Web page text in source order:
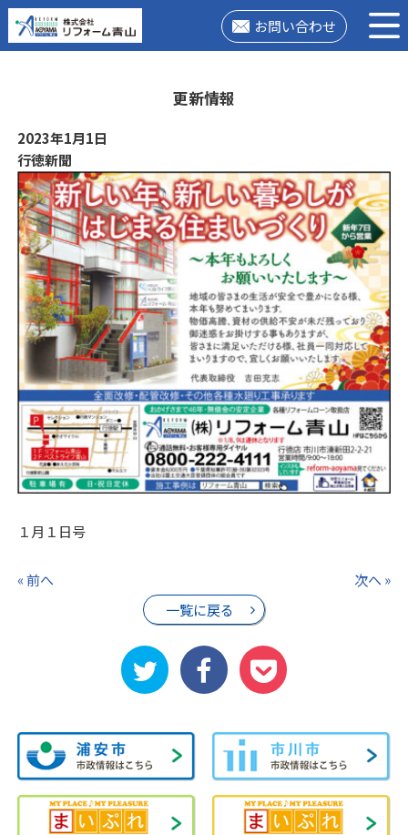
お問い合わせ
更新情報
2023年1月1日
行徳新聞
１月１日号
« 前へ
一覧に戻る
次へ »